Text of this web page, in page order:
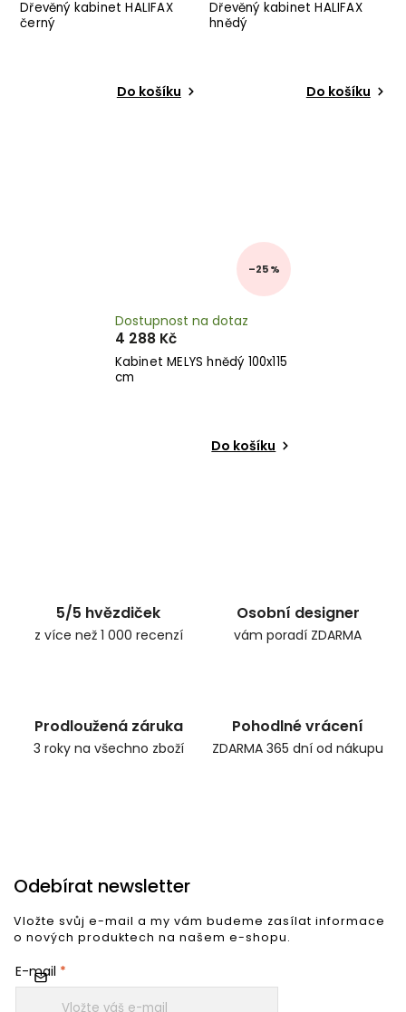
Dřevěný kabinet HALIFAX
černý
Do košíku
Dřevěný kabinet HALIFAX
hnědý
Do košíku
–25 %
Kabinet MELYS hnědý 100x115
cm
Dostupnost na dotaz
4 288 Kč
Do košíku
5/5 hvězdiček
z více než 1 000 recenzí
Osobní designer
vám poradí ZDARMA
Prodloužená záruka
3 roky na všechno zboží
Pohodlné vrácení
ZDARMA 365 dní od nákupu
Odebírat newsletter
Vložte svůj e-mail a my vám budeme zasílat informace
o nových produktech na našem e-shopu.
E-mail